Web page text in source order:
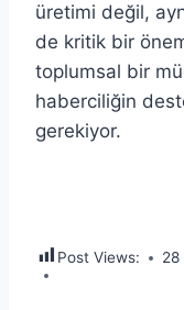
üretimi değil,
de kritik bir
toplumsal bir
haberciliğin
gerekiyor.
Post Views: 28